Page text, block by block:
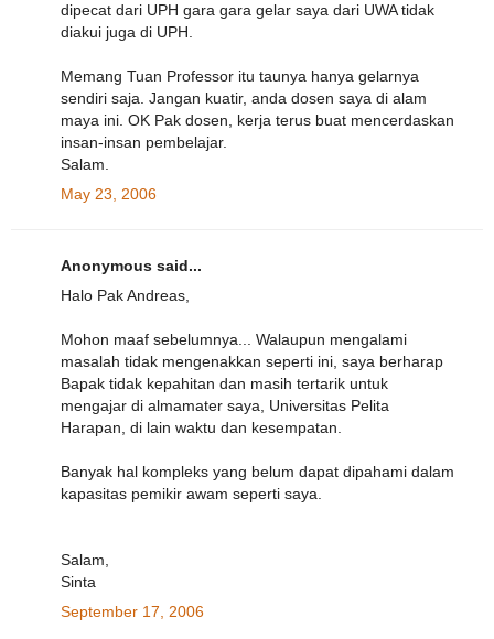
dipecat dari UPH gara gara gelar saya dari UWA tidak
diakui juga di UPH.
Memang Tuan Professor itu taunya hanya gelarnya
sendiri saja. Jangan kuatir, anda dosen saya di alam
maya ini. OK Pak dosen, kerja terus buat mencerdaskan
insan-insan pembelajar.
Salam.
May 23, 2006
Anonymous said...
Halo Pak Andreas,
Mohon maaf sebelumnya... Walaupun mengalami
masalah tidak mengenakkan seperti ini, saya berharap
Bapak tidak kepahitan dan masih tertarik untuk
mengajar di almamater saya, Universitas Pelita
Harapan, di lain waktu dan kesempatan.
Banyak hal kompleks yang belum dapat dipahami dalam
kapasitas pemikir awam seperti saya.
Salam,
Sinta
September 17, 2006